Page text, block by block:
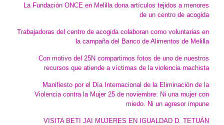
La Fundación ONCE en Melilla dona artículos tejidos a menores
de un centro de acogida
Trabajadoras del centro de acogida colaboran como voluntarias en
la campaña del Banco de Alimentos de Melilla
Con motivo del 25N compartimos fotos de uno de nuestros
recursos que atiende a víctimas de la violencia machista
Manifiesto por el Día Internacional de la Eliminación de la
Violencia contra la Mujer 25 de noviembre: Ni una mujer con
miedo. Ni un agresor impune
VISITA BETI JAI MUJERES EN IGUALDAD D. TETUÁN